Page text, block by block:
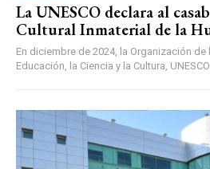
La UNESCO declara al
Cultural Inmaterial de la
En diciembre de 2024, la Organización
Educación, la Ciencia y la Cultura,